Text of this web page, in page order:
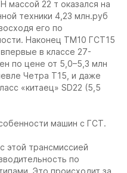
массой 22 т оказался на
техники 4,23 млн.руб
его по
Наконец ТМ10 ГСТ15
в классе 27-
по цене от 5,0–5,3 млн
Четра Т15, и даже
«китаец» SD22 (5,5
машин с ГСТ.
этой трансмиссией
по
Это происходит за